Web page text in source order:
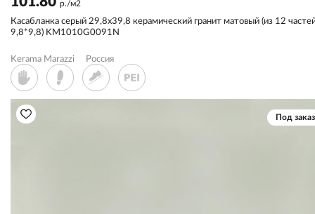
р./м2
Касабланка серый 29,8х39,8 керамический гранит матовый (из 12
9,8*9,8) KM1010G0091N
Kerama Marazzi Россия
Под заказ